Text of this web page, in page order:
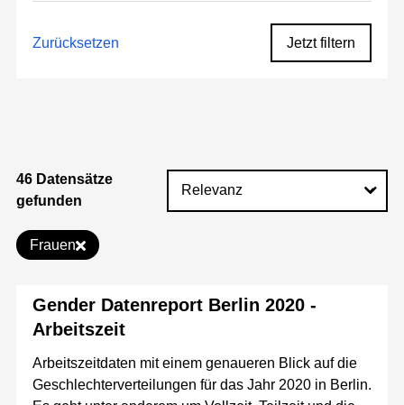
Zurücksetzen Jetzt filtern
46 Datensätze
gefunden
Frauen
Gender Datenreport Berlin 2020 -
Arbeitszeit
Arbeitszeitdaten mit einem genaueren Blick auf die
Geschlechterverteilungen für das Jahr 2020 in Berlin.